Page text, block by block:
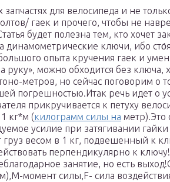
запчастях для велосипеда и не
гаек и прочего, чтобы не
будет полезна тем, кто хочет
динамометрические ключи, ибо
опыта кручения гаек и
руку», можно обходится без ключа,
метров, но сейчас поговорим о
погрешностью.Итак речь идет о
прикручивается к петуху
кг*м (килограмм силы на метр).Это
усилие при затягивании
груз весом в 1 кг, подвешенный к
перпендикулярно к
занятие, но есть
момент силы,F- сила